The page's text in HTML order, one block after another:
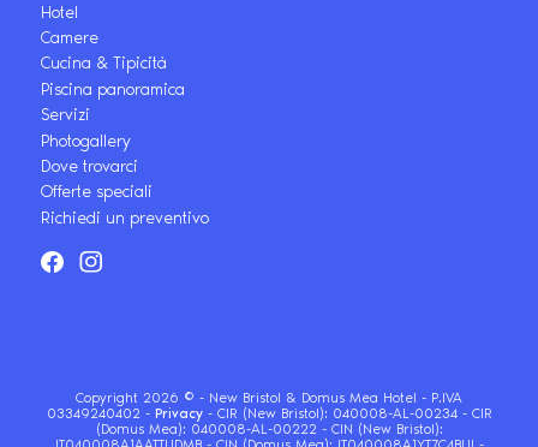
Hotel
Camere
Cucina & Tipicità
Piscina panoramica
Servizi
Photogallery
Dove trovarci
Offerte speciali
Richiedi un preventivo
Copyright 2026 © - New Bristol & Domus Mea Hotel - P.IVA
03349240402 - Privacy- CIR (New Bristol): 040008-AL-00234 - CIR
(Domus Mea): 040008-AL-00222 - CIN (New Bristol):